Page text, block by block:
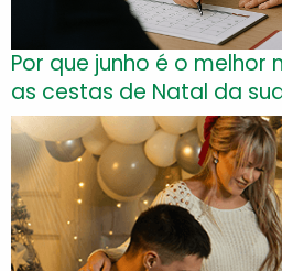
Por que junho é o melhor
as cestas de Natal da